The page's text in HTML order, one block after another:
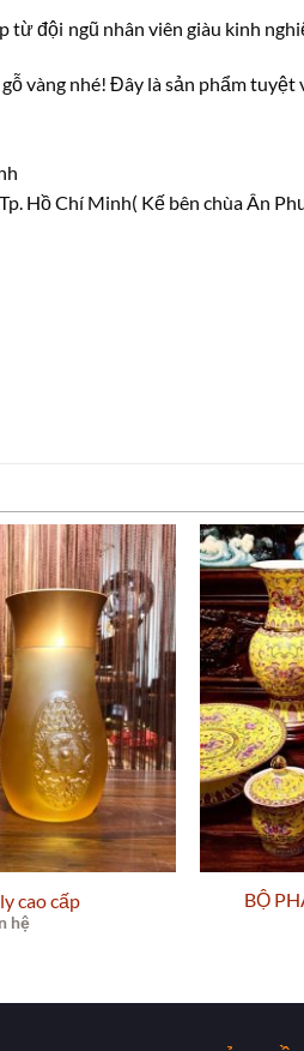
đội ngũ nhân viên giàu kinh
vàng nhé! Đây là sản phẩm tuyệt
Hồ Chí Minh( Kế bên chùa Ân
cao cấp
hệ
BỘ